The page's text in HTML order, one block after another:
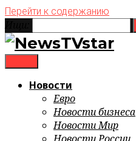
Перейти к содержанию
Новости
Евро
Новости бизнеса
Новости Мир